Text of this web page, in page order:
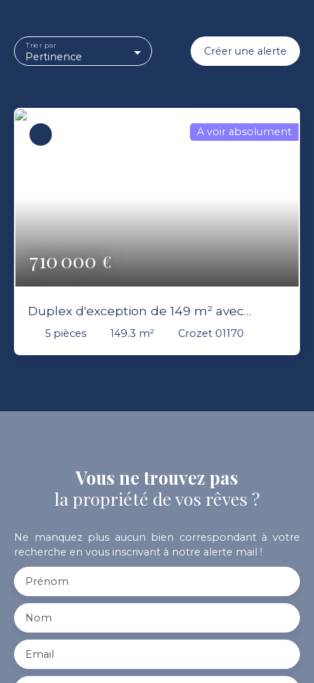
Pertinence
Trier par Créer une alerte
710 000€
A voir absolument
Duplex d'exception de 149 m² avec
terrasse 3 chambres à Crozet
5 pièces 149.3 m² Crozet 01170
Vous ne trouvez pas
la propriété de vos rêves ?
Ne manquez plus aucun bien correspondant à votre
recherche en vous inscrivant à notre alerte mail !
Prénom
Nom
Email